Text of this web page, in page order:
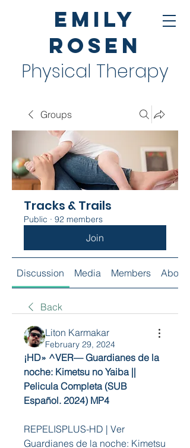
Emily
Rosen
Physical Therapy
Groups
Tracks & Trails
Public · 92 members
Join
Discussion Media Members About
Back
Liton Karmakar
February 29, 2024
¡HD» ^VER— Guardianes de la
noche: Kimetsu no Yaiba ||
Pelicula Completa (SUB
Español. 2024) MP4
REPELISPLUS-HD | Ver
Guardianes de la noche: Kimetsu